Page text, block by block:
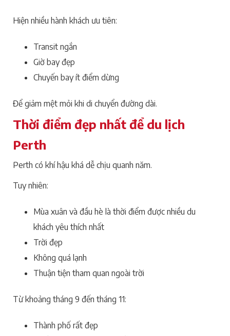
Hiện nhiều hành khách ưu tiên:
Transit ngắn
Giờ bay đẹp
Chuyến bay ít điểm dừng
Để giảm mệt mỏi khi di chuyển đường dài.
Thời điểm đẹp nhất để du lịch
Perth
Perth có khí hậu khá dễ chịu quanh năm.
Tuy nhiên:
Mùa xuân và đầu hè là thời điểm được nhiều du
khách yêu thích nhất
Trời đẹp
Không quá lạnh
Thuận tiện tham quan ngoài trời
Từ khoảng tháng 9 đến tháng 11:
Thành phố rất đẹp